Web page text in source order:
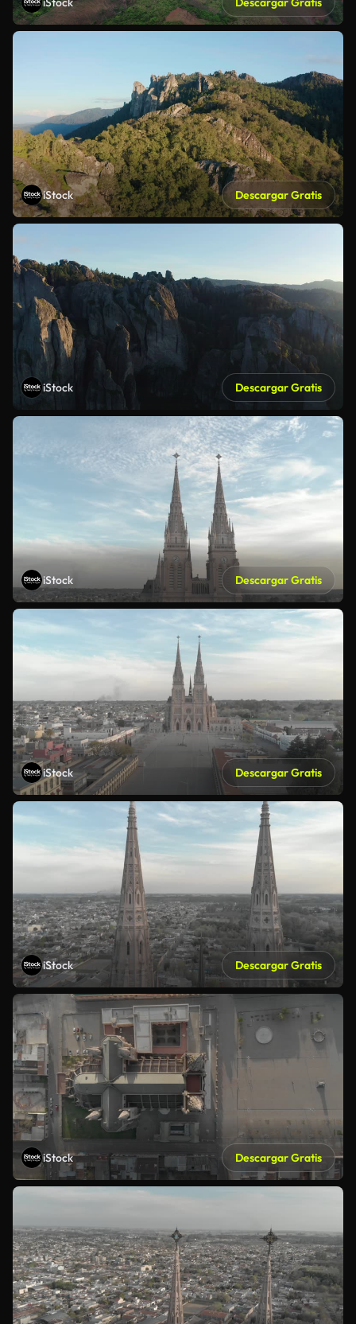
iStock Descargar Gratis
iStock Descargar Gratis
iStock Descargar Gratis
iStock Descargar Gratis
iStock Descargar Gratis
iStock Descargar Gratis